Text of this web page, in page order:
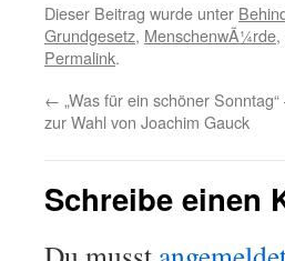
Dieser Beitrag wurde unter
Grundgesetz, MenschenwÃ¼rde,
Permalink.
← „Was für ein schöner
zur Wahl von Joachim Gauck
Schreibe einen